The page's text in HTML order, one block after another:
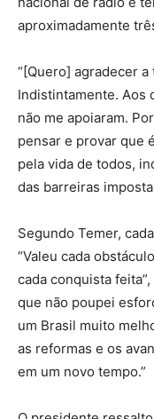
aproximadamente
“[Quero] agradecer
Indistintamente. Aos
não me apoiaram.
pensar e provar que
pela vida de todos,
das barreiras
Segundo Temer,
“Valeu cada
cada conquista
que não poupei
um Brasil muito
as reformas e os
em um novo tempo.”